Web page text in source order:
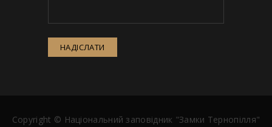
НАДІСЛАТИ
Copyright © Національний заповідник "Замки Тернопілля"